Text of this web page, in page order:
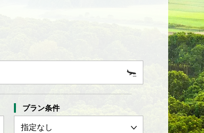
プラン条件